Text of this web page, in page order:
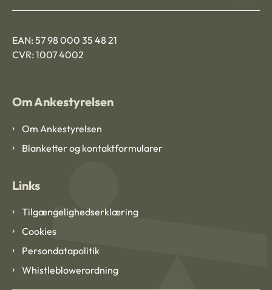
EAN: 57 98 000 35 48 21
CVR: 1007 4002
Om Ankestyrelsen
Om Ankestyrelsen
Blanketter og kontaktformularer
Links
Tilgængelighedserklæring
Cookies
Persondatapolitik
Whistleblowerordning